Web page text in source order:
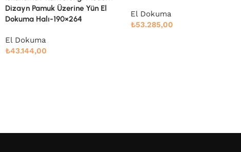
El Dokuma
53.285,00
El Dokuma
₺55.778,00